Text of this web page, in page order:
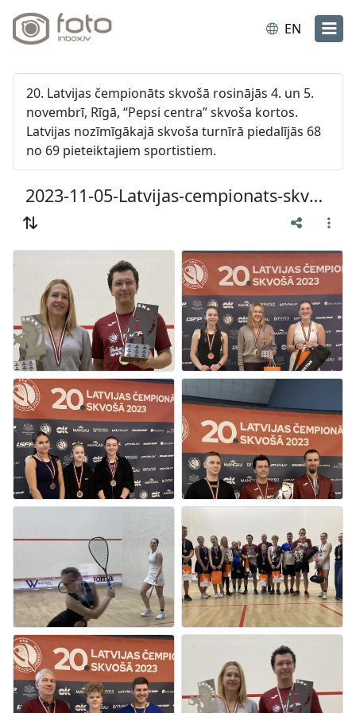
EN
20. Latvijas čempionāts skvošā rosinājās 4. un 5.
novembrī, Rīgā, “Pepsi centra” skvoša kortos.
Latvijas nozīmīgākajā skvoša turnīrā piedalījās 68
no 69 pieteiktajiem sportistiem.
2023-11-05-Latvijas-cempionats-skvosa